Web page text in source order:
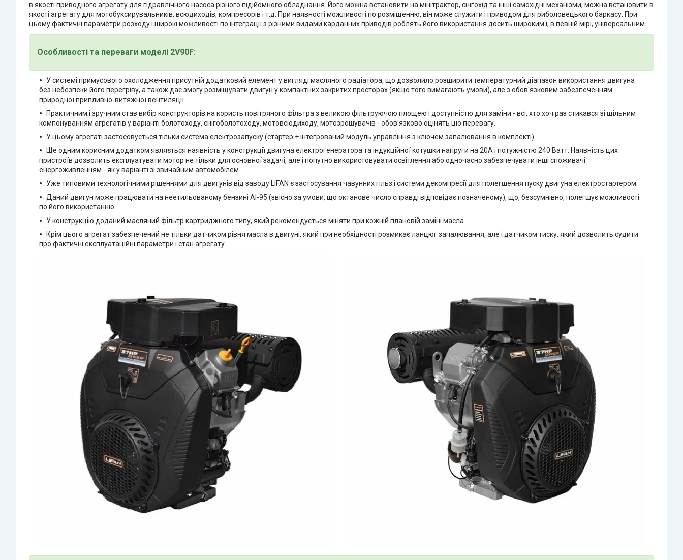
в якості приводного агрегату для гідравлічного насоса різного підійомного обладнання. Його можна встановити на мінітрактор, снігохід та інші самохідні механізми, можна встановити в
якості агрегату для мотобуксирувальників, всюдиходів, компресорів і т.д. При наявності можливості по розміщенню, він може служити і приводом для риболовецького баркасу. При
цьому фактичні параметри розходу і широкі можливості по інтеграції з різними видами карданних приводів роблять його використання досить широким і, в певній мірі, універсальним.
Особливості та переваги моделі 2V90F:
У системі примусового охолодження присутній додатковий елемент у вигляді масляного радіатора, що дозволило розширити температурний діапазон використання двигуна
без небезпеки його перегріву, а також дає змогу розміщувати двигун у компактних закритих просторах (якщо того вимагають умови), але з обов'язковим забезпеченням
природної припливно-витяжної вентиляції.
Практичним і зручним став вибір конструкторів на користь повітряного фільтра з великою фільтруючою площею і доступністю для заміни - всі, хто хоч раз стикався зі щільним
компонуванням агрегатів у варіанті болотоходу, снігоболотоходу, мотовсюдиходу, мотозрошувачів - обов'язково оцінять цю перевагу.
У цьому агрегаті застосовується тільки система електрозапуску (стартер + інтегрований модуль управління з ключем запалювання в комплекті).
Ще одним корисним додатком являється наявність у конструкції двигуна електрогенератора та індукційної котушки напруги на 20А і потужністю 240 Ватт. Наявність цих
пристроїв дозволить експлуатувати мотор не тільки для основної задачі, але і попутно використовувати освітлення або одночасно забезпечувати інші споживачі
енергоживленням - як у варіанті зі звичайним автомобілем.
Уже типовими технологічними рішеннями для двигунів від заводу LIFAN є застосування чавунних гільз і системи декомпресії для полегшення пуску двигуна електростартером.
Даний двигун може працювати на неетильованому бензині АІ-95 (звісно за умови, що октанове число справді відповідає позначеному), що, безсумнівно, полегшує можливості
по його використанню.
У конструкцію доданий масляний фільтр картриджного типу, який рекомендується міняти при кожній плановій заміні масла.
Крім цього агрегат забезпечений не тільки датчиком рівня масла в двигуні, який при необхідності розмикає ланцюг запалювання, але і датчиком тиску, який дозволить судити
про фактичні експлуатаційні параметри і стан агрегату.